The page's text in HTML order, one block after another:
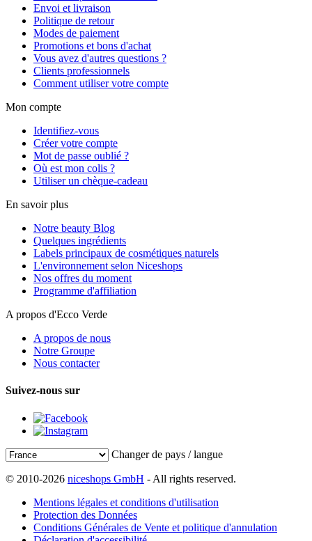
Envoi et livraison
Politique de retour
Modes de paiement
Promotions et bons d'achat
Vous avez d'autres questions ?
Clients professionnels
Comment utiliser votre compte
Mon compte
Identifiez-vous
Créer votre compte
Mot de passe oublié ?
Où est mon colis ?
Utiliser un chèque-cadeau
En savoir plus
Notre beauty Blog
Quelques ingrédients
Labels principaux de cosmétiques naturels
L'environnement selon Niceshops
Nos offres du moment
Programme d'affiliation
A propos d'Ecco Verde
A propos de nous
Notre Groupe
Nous contacter
Suivez-nous sur
Changer de pays / langue
© 2010-2026 niceshops GmbH - All rights reserved.
Mentions légales et conditions d'utilisation
Protection des Données
Conditions Générales de Vente et politique d'annulation